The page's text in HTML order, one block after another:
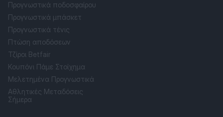
Προγνωστικά ποδοσφαίρου
Προγνωστικά μπάσκετ
Προγνωστικά τένις
Πτώση αποδόσεων
Τζίροι Betfair
Κουπόνι Πάμε Στοίχημα
Μελετημένα Προγνωστικά
Αθλητικές Μεταδόσεις
Σήμερα